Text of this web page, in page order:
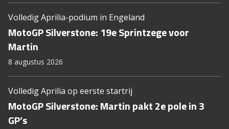
Volledig Aprilia-podium in Engeland
MotoGP Silverstone: 19e Sprintzege voor
Martin
8 augustus 2026
Volledig Aprilia op eerste startrij
MotoGP Silverstone: Martin pakt 2e pole in 3
GP’s